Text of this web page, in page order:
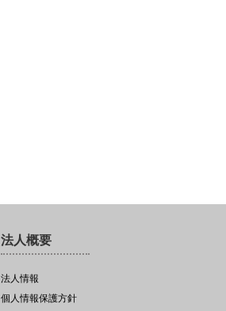
法人概要
法人情報
個人情報保護方針